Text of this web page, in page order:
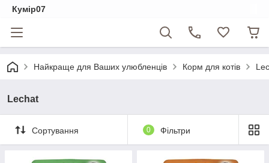
Кумір07
Найкраще для Ваших улюбленців Корм для котів
Lechat
Сортування 0 Фільтри